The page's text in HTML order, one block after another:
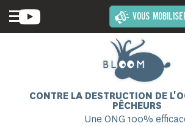
CONTRE LA DESTRUCTION DE
PÊCHEURS
Une ONG 100%
VOUS